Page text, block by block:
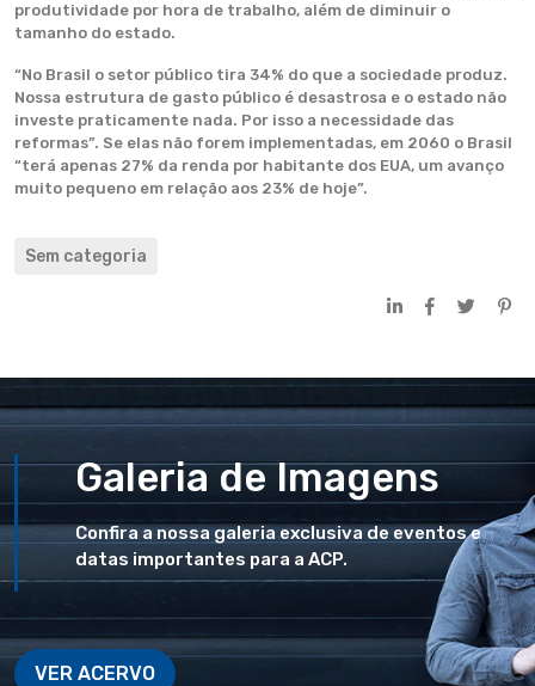
produtividade por hora de trabalho, além de diminuir o
tamanho do estado.
“No Brasil o setor público tira 34% do que a sociedade produz.
Nossa estrutura de gasto público é desastrosa e o estado não
investe praticamente nada. Por isso a necessidade das
reformas”. Se elas não forem implementadas, em 2060 o Brasil
“terá apenas 27% da renda por habitante dos EUA, um avanço
muito pequeno em relação aos 23% de hoje”.
Sem categoria
Galeria de Imagens
Confira a nossa galeria exclusiva de eventos e
datas importantes para a ACP.
VER ACERVO